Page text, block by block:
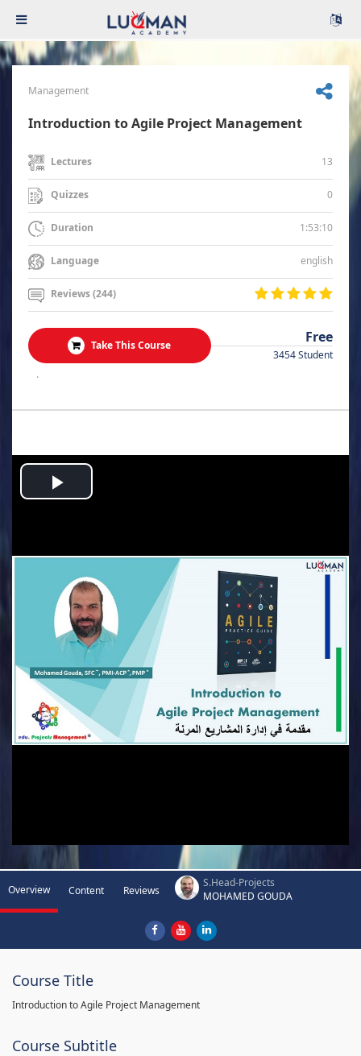
Management
Introduction to Agile Project Management
Lectures 13
Quizzes 0
Duration 1:53:10
Language english
Reviews (244)
Take This Course Free
3454 Student
.
Play
Overview Content Reviews
S.Head-Projects
MOHAMED GOUDA
Course Title
Introduction to Agile Project Management
Course Subtitle